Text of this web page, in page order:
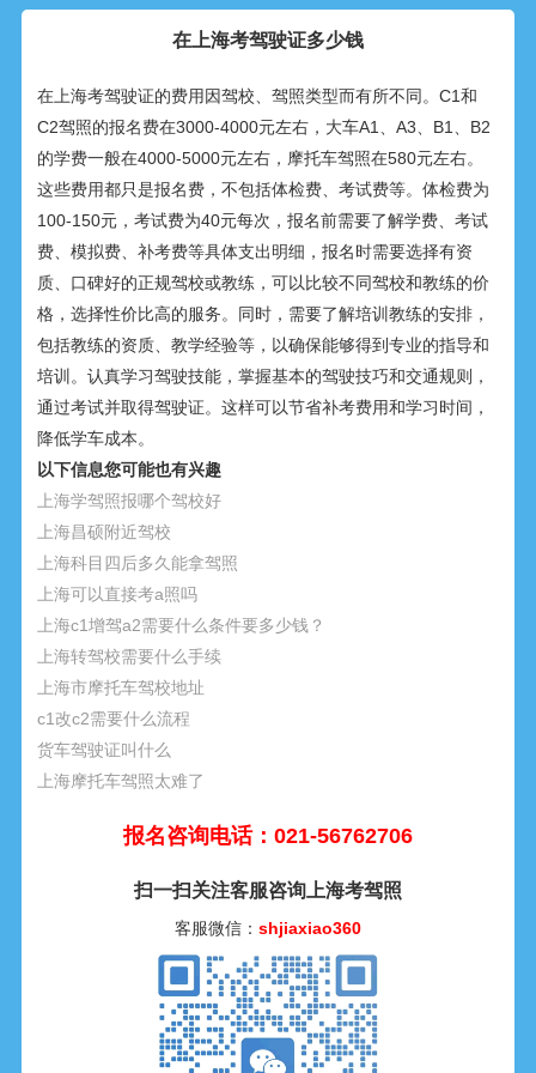
在上海考驾驶证多少钱
在上海考驾驶证的费用因驾校、驾照类型而有所不同。C1和
C2驾照的报名费在3000-4000元左右，大车A1、A3、B1、B2
的学费一般在4000-5000元左右，摩托车驾照在580元左右。
这些费用都只是报名费，不包括体检费、考试费等。体检费为
100-150元，考试费为40元每次，报名前需要了解学费、考试
费、模拟费、补考费等具体支出明细，报名时需要选择有资
质、口碑好的正规驾校或教练，可以比较不同驾校和教练的价
格，选择性价比高的服务。同时，需要了解培训教练的安排，
包括教练的资质、教学经验等，以确保能够得到专业的指导和
培训。认真学习驾驶技能，掌握基本的驾驶技巧和交通规则，
通过考试并取得驾驶证。这样可以节省补考费用和学习时间，
降低学车成本。
以下信息您可能也有兴趣
上海学驾照报哪个驾校好
上海昌硕附近驾校
上海科目四后多久能拿驾照
上海可以直接考a照吗
上海c1增驾a2需要什么条件要多少钱？
上海转驾校需要什么手续
上海市摩托车驾校地址
c1改c2需要什么流程
货车驾驶证叫什么
上海摩托车驾照太难了
报名咨询电话：021-56762706
扫一扫关注客服咨询上海考驾照
客服微信： shjiaxiao360